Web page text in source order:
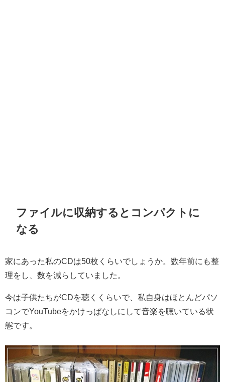
ファイルに収納するとコンパクトに
なる
家にあった私のCDは50枚くらいでしょうか。数年前にも整
理をし、数を減らしていました。
今は子供たちがCDを聴くくらいで、私自身はほとんどパソ
コンでYouTubeをかけっぱなしにして音楽を聴いている状
態です。